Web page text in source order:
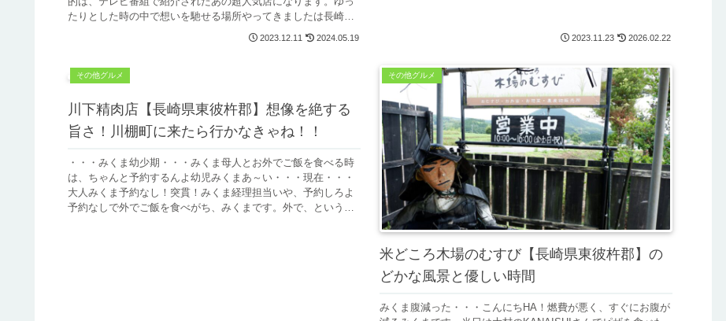
たりとした時の中で想いを馳せる場所やってきましたは長崎県
2023.12.11 2024.05.19 2023.11.23 2026.02.22
その他グルメ
川下精肉店【長崎県東彼杵郡】想像を絶する
旨さ！川棚町に来たら行かなきゃね！！
・・・みくま幼少期・・・みくま母人とお外でご飯を食べる時
は、ちゃんと予約するんよ幼児みくまあ～い・・・現在・・・
大人みくま予約なし！突貫！みくま経理担当いや、予約しろよ
予約なしで外でご飯を食べがち、みくまです。外で、というか
その他グルメ
米どころ木場のむすび【長崎県東彼杵郡】の
どかな風景と優しい時間
みくま腹減った・・・こんにちHA！燃費が悪く、すぐにお腹が